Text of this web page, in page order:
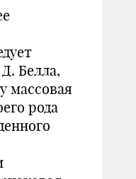
Белла,
массовая
рода